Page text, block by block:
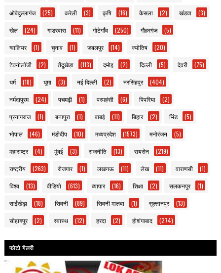
ओबेदुल्लागंज (25) करेली (3) कृषि (16) केसला (2) खंडवा (3)
खेल (24) गाडरवारा (11) गोटेगाँव (250) गौहरगंज (5)
ग्वालियर (1) चुनाव (1) जबलपुर (14) ज्योतिष (20)
टेक्नोलॉजी (2) तेंदूखेड़ा (113) दमोह (2) दिल्ली (5) देवरी (75)
धर्म (18) धूमा (3) नई दिल्ली (2) नरसिंहपुर (404)
नर्मदापुरम (24) पचमढ़ी (1) परमहंसी (6) पिपरिया (2)
प्रयागराज (1) बनापुरा (1) बाबई (11) बिहार (2) भिंड (5)
भोपाल (46) मंडीदीप (10) मध्यप्रदेश (1573) मनोरंजन (5)
महाराष्ट्र (4) मुंबई (3) राजनीति (13) रायसेन (219)
राष्ट्रीय (263) रोजगार (1) लखनऊ (11) लेख (11) वाराणसी (1)
विश्व (13) वीडियो (613) व्यापार (16) शिक्षा (2) सलकनपुर (1)
साईंखेड़ा (18) सिवनी (89) सिवनी मालवा (1) सुल्तानपुर (13)
सोहागपुर (2) स्वास्थ (12) हरदा (2) होशंगाबाद (274)
फोटो गैलरी